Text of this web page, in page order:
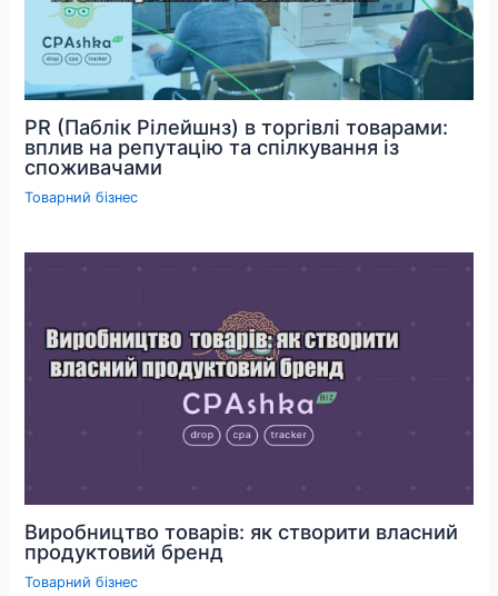
PR (Паблік Рілейшнз) в торгівлі товарами:
вплив на репутацію та спілкування із
споживачами
Товарний бізнес
Виробництво товарів: як створити власний
продуктовий бренд
Товарний бізнес